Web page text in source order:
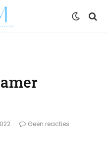
Geen reacties